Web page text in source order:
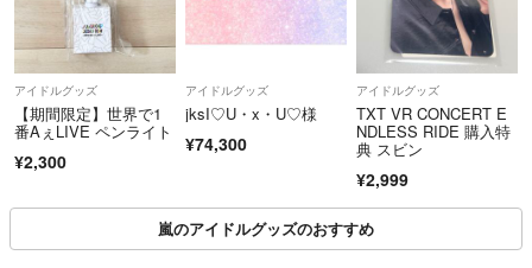
アイドルグッズ
【期間限定】世界で1
番AぇLIVE ペンライト
¥2,300
アイドルグッズ
jksI♡U・x・U♡様
¥74,300
アイドルグッズ
TXT VR CONCERT E
NDLESS RIDE 購入特
典 スビン
¥2,999
嵐のアイドルグッズのおすすめ